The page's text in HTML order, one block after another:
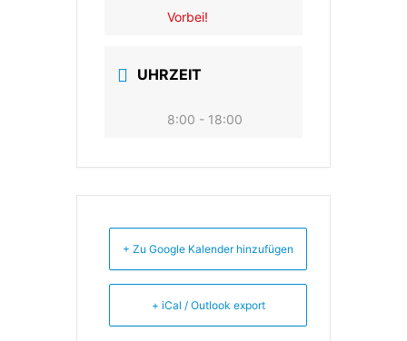
Vorbei!
UHRZEIT
8:00 - 18:00
+ Zu Google Kalender hinzufügen
+ iCal / Outlook export